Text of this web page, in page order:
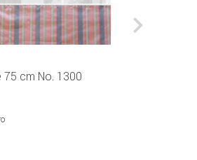
cm No. 1300